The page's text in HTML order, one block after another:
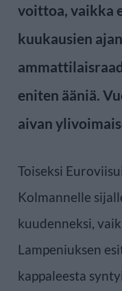
voittoa, vaikka
kuukausien
eniten ääniä.
aivan
Toiseksi
Kolmannelle
kuudenneksi,
Lampeniuksen
kappaleesta